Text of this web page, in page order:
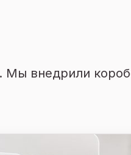
Мы внедрили